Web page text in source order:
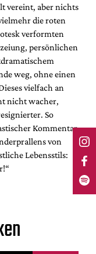
vereint, aber nichts
die roten
verformten
persönlichen
weg, ohne einen
vielfach an
nicht wacher,
So
Kommentar
von
Lebensstils: